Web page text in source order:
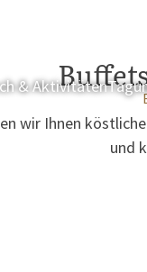
& Aktivitäten
wir Ihnen
und